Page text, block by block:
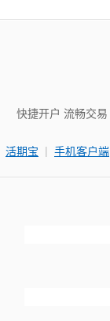
快捷开户 流畅交易
活期宝 | 手机客户端